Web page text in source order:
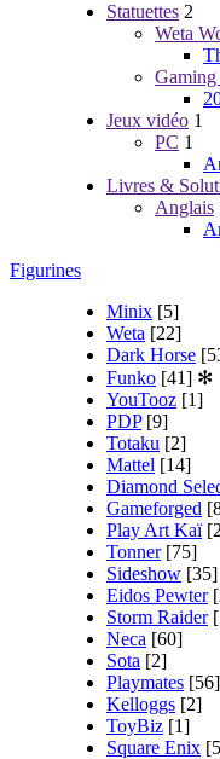
Statuettes 2
Weta
Gaming
Jeux vidéo 1
PC 1
Livres &
Anglais
Figurines
Minix [5]
Weta [22]
Dark Horse
Funko [41] ✻
YouTooz [1]
PDP [9]
Totaku [2]
Mattel [14]
Diamond
Gameforged
Play Art Kaï
Tonner [75]
Sideshow [35]
Eidos Pewter
Storm Raider
Neca [60]
Sota [2]
Playmates [56]
Kelloggs [2]
ToyBiz [1]
Square Enix